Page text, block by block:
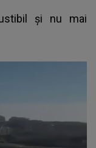
și nu mai